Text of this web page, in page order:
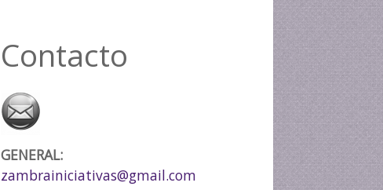
Contacto
GENERAL:
zambrainiciativas@gmail.com